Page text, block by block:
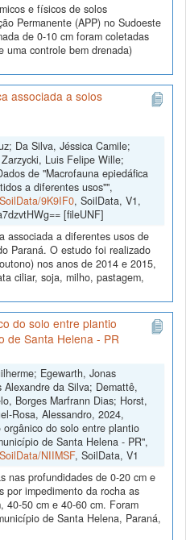
e físicos de solos
Permanente (APP) no Sudoeste
de 0-10 cm foram coletadas
uma controle bem drenada)
associada a solos
Da Silva, Jéssica Camile;
Luis Felipe Wille;
de "Macrofauna epiedáfica
a diferentes usos"",
9K9IF0, SoilData, V1,
[fileUNF]
associada a diferentes usos de
Paraná. O estudo foi realizado
nos anos de 2014 e 2015,
ciliar, soja, milho, pastagem,
do solo entre plantio
de Santa Helena - PR
Egewarth, Jonas
da Silva; Demattê,
Borges Marfrann Dias; Horst,
Rosa, Alessandro, 2024,
orgânico do solo entre plantio
de Santa Helena - PR",
NIIMSF, SoilData, V1
nas profundidades de 0-20 cm e
por impedimento da rocha as
40-50 cm e 40-60 cm. Foram
de Santa Helena, Paraná,